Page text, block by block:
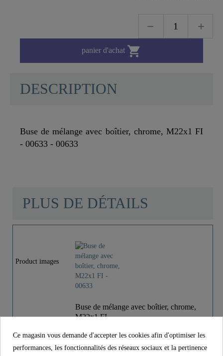
panier d'achat 
DESCRIPTION
Buse de mélange avec boîtier, chrome, M22x1 FI
- 00633 - 00633
Couleur
PLUS DE DÉTAILS
Product images
Buse de mélange avec boîtier, chrome,
M22x1 FI - ..
15,99 €
TVA incl.
Ce magasin vous demande d'accepter les cookies afin d'optimiser les
performances, les fonctionnalités des réseaux sociaux et la pertinence